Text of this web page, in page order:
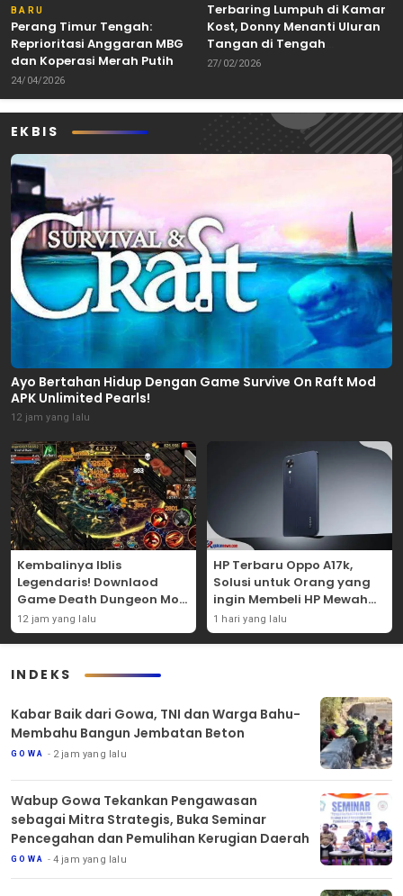
BARU
Perang Timur Tengah:
Reprioritasi Anggaran MBG
dan Koperasi Merah Putih
24/04/2026
Terbaring Lumpuh di Kamar
Kost, Donny Menanti Uluran
Tangan di Tengah
Keterbatasan
27/02/2026
EKBIS
Ayo Bertahan Hidup Dengan Game Survive On Raft Mod
APK Unlimited Pearls!
12 jam yang lalu
Kembalinya Iblis
Legendaris! Downlaod
Game Death Dungeon Mod
APK Dan Mainkan
Sekarang Juga!
12 jam yang lalu
HP Terbaru Oppo A17k,
Solusi untuk Orang yang
ingin Membeli HP Mewah
Tapi Murah!
1 hari yang lalu
INDEKS
Kabar Baik dari Gowa, TNI dan Warga Bahu-
Membahu Bangun Jembatan Beton
GOWA 2 jam yang lalu
Wabup Gowa Tekankan Pengawasan
sebagai Mitra Strategis, Buka Seminar
Pencegahan dan Pemulihan Kerugian Daerah
GOWA 4 jam yang lalu